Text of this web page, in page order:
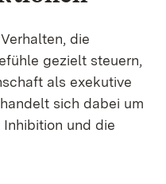
die
gezielt steuern,
als exekutive
sich dabei um
und die